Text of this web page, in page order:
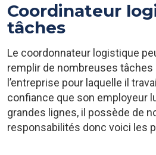
Coordinateur
tâches
Le coordonnateur logistique
remplir de nombreuses
l’entreprise pour laquelle il
confiance que son employeur
grandes lignes, il possède de
responsabilités donc voici les